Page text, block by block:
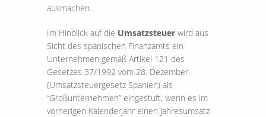
ausmachen.
Im Hinblick auf die Umsatzsteuer wird aus
Sicht des spanischen Finanzamts ein
Unternehmen gemäß Artikel 121 des
Gesetzes 37/1992 vom 28. Dezember
(Umsatzsteuergesetz Spanien) als
“Großunternehmen” eingestuft, wenn es im
vorherigen Kalenderjahr einen Jahresumsatz